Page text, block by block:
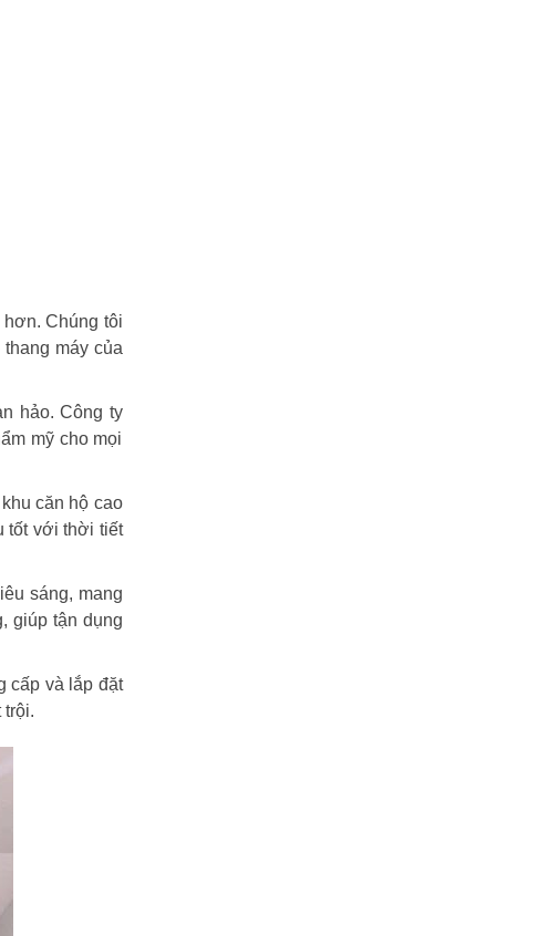
Chúng tôi
máy của
hảo. Công ty
mỹ cho mọi
căn hộ cao
tốt với thời tiết
sáng, mang
giúp tận dụng
cấp và lắp đặt